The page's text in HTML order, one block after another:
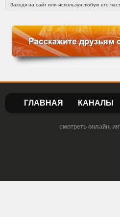
Заходя на сайт или используя любую его
ГЛАВНАЯ КАНАЛЫ
смотреть онлайн,